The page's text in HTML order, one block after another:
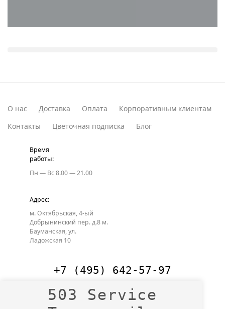
О нас Доставка Оплата
Корпоративным клиентам
Контакты
Цветочная подписка Блог
Время
работы:
Пн — Вс8.00 — 21.00
Адрес:
м. Октябрьская, 4-ый
Добрынинский пер. д.8м.
Бауманская, ул.
Ладожская 10
+7 (495) 642-57-97
+7 (985) 400-45-34
503 Service